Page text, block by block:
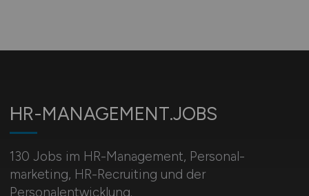
HR-MANAGEMENT.JOBS
130 Jobs im HR-Management, Personal­
marketing, HR-Recruiting und der
Personalentwicklung.